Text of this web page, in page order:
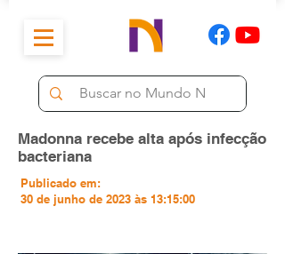
Madonna recebe alta após infecção
bacteriana
Publicado em:
30 de junho de 2023 às 13:15:00